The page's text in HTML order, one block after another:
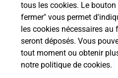
tous les cookies. Le
fermer" vous permet
les cookies nécessaires
seront déposés. Vous
tout moment ou obtenir
notre politique de cookies.
Localiser Liste
Liste -
Landes - téléassistance
Labrit -